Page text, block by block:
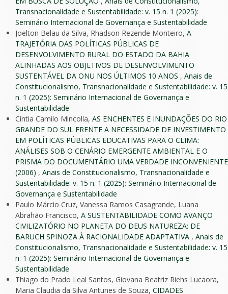
Transnacionalidade e Sustentabilidade: v. 15 n. 1 (2025):
Seminário Internacional de Governança e Sustentabilidade
Joelton Belau da Silva, Rhadson Rezende Monteiro, A
TRAJETÓRIA DAS POLÍTICAS PÚBLICAS DE
DESENVOLVIMENTO RURAL DO ESTADO DA BAHIA
ALINHADAS AOS OBJETIVOS DE DESENVOLVIMENTO
SUSTENTÁVEL DA ONU NOS ÚLTIMOS 10 ANOS , Anais de
Constitucionalismo, Transnacionalidade e Sustentabilidade: v. 15
n. 1 (2025): Seminário Internacional de Governança e
Sustentabilidade
Cíntia Camilo Mincolla, AS ENCHENTES E INUNDAÇÕES DO RIO
GRANDE DO SUL FRENTE A NECESSIDADE DE INVESTIMENTO
EM POLÍTICAS PÚBLICAS EDUCATIVAS PARA O CLIMA:
ANÁLISES SOB O CENÁRIO EMERGENTE AMBIENTAL E O
PRISMA DO DOCUMENTÁRIO UMA VERDADE INCONVENIENTE
(2006) , Anais de Constitucionalismo, Transnacionalidade e
Sustentabilidade: v. 15 n. 1 (2025): Seminário Internacional de
Governança e Sustentabilidade
Paulo Márcio Cruz, Vanessa Ramos Casagrande, Luana
Abrahão Francisco, A SUSTENTABILIDADE COMO AVANÇO
CIVILIZATÓRIO NO PLANETA DO DEUS NATUREZA: DE
BARUCH SPINOZA À RACIONALIDADE ADAPTATIVA , Anais de
Constitucionalismo, Transnacionalidade e Sustentabilidade: v. 15
n. 1 (2025): Seminário Internacional de Governança e
Sustentabilidade
Thiago do Prado Leal Santos, Giovana Beatriz Riehs Lucaora,
Maria Claudia da Silva Antunes de Souza, CIDADES